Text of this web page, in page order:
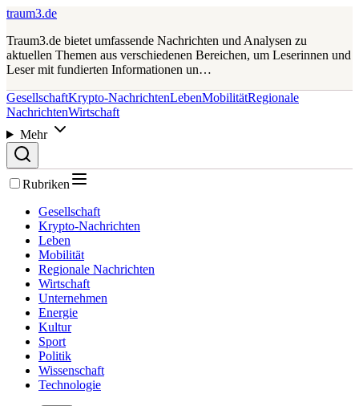
traum3.de
Traum3.de bietet umfassende Nachrichten und Analysen zu
aktuellen Themen aus verschiedenen Bereichen, um Leserinnen und
Leser mit fundierten Informationen un…
GesellschaftKrypto-NachrichtenLebenMobilitätRegionale
NachrichtenWirtschaft
Mehr
Rubriken
Gesellschaft
Krypto-Nachrichten
Leben
Mobilität
Regionale Nachrichten
Wirtschaft
Unternehmen
Energie
Kultur
Sport
Politik
Wissenschaft
Technologie